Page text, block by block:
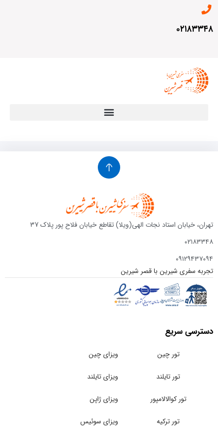
۰۲۱۸۳۳۴۸
تهران، خیابان استاد نجات الهی(ویلا) تقاطع خیابان فلاح پور پلاک 37
۰۲۱۸۳۳۴۸
۰۹۱۲۹۴۳۷۰۹۴
تجربه سفری شیرین با قصر شیرین
دسترسی سریع
تور چین
تور تایلند
تور کوالالامپور
تور ترکیه
ویزای چین
ویزای تایلند
ویزای ژاپن
ویزای سوئیس